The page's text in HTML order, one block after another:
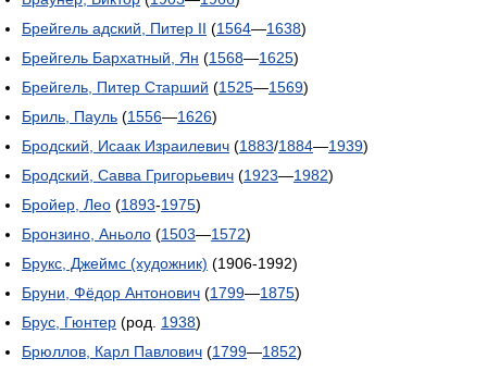
Брейгель адский, Питер II (1564—1638)
Брейгель Бархатный, Ян (1568—1625)
Брейгель, Питер Старший (1525—1569)
Бриль, Пауль (1556—1626)
Бродский, Исаак Израилевич (1883/1884—1939)
Бродский, Савва Григорьевич (1923—1982)
Бройер, Лео (1893-1975)
Бронзино, Аньоло (1503—1572)
Брукс, Джеймс (художник) (1906-1992)
Бруни, Фёдор Антонович (1799—1875)
Брус, Гюнтер (род. 1938)
Брюллов, Карл Павлович (1799—1852)